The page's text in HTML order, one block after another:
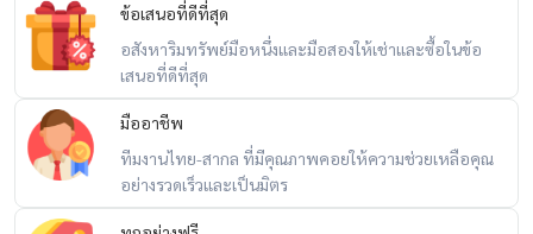
📍 Prime Location
– ใกล้ทางด่วน
– เชื่อมต่อรถไฟฟ้า 3 สาย
– ใกล้ Seacon Square
– ใกล้ Paradise Park
– เดินทางเข้าเมืองสะดวกมาก
ข้อเสนอที่ดีที่สุด
อสังหาริมทรัพย์มือหนึ่งและมือสองให้เช่าและซื้อในข้อ
เสนอที่ดีที่สุด
มืออาชีพ
ทีมงานไทย-สากล ที่มีคุณภาพคอยให้ความช่วยเหลือคุณ
อย่างรวดเร็วและเป็นมิตร